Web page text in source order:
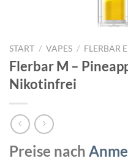
START / VAPES / FLERBAR
Flerbar M –
Nikotinfrei
Preise nach